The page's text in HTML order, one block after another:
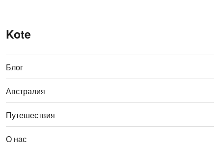
Kote
Блог
Австралия
Путешествия
О нас